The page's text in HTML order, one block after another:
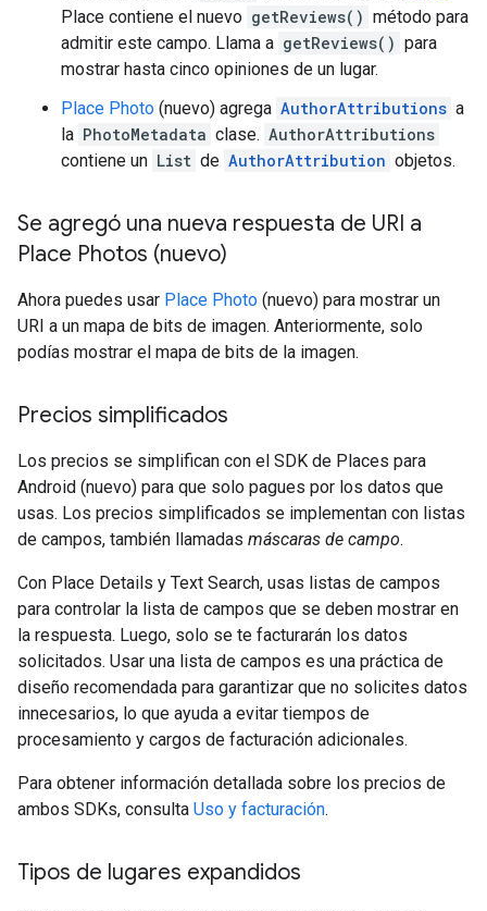
Place contiene el nuevo getReviews() método para
admitir este campo. Llama a getReviews() para
mostrar hasta cinco opiniones de un lugar.
Place Photo (nuevo) agrega AuthorAttributions a
la PhotoMetadata clase. AuthorAttributions
contiene un List de AuthorAttribution objetos.
Se agregó una nueva respuesta de URI a
Place Photos (nuevo)
Ahora puedes usar Place Photo (nuevo) para mostrar un
URI a un mapa de bits de imagen. Anteriormente, solo
podías mostrar el mapa de bits de la imagen.
Precios simplificados
Los precios se simplifican con el SDK de Places para
Android (nuevo) para que solo pagues por los datos que
usas. Los precios simplificados se implementan con listas
de campos, también llamadas máscaras de campo.
Con Place Details y Text Search, usas listas de campos
para controlar la lista de campos que se deben mostrar en
la respuesta. Luego, solo se te facturarán los datos
solicitados. Usar una lista de campos es una práctica de
diseño recomendada para garantizar que no solicites datos
innecesarios, lo que ayuda a evitar tiempos de
procesamiento y cargos de facturación adicionales.
Para obtener información detallada sobre los precios de
ambos SDKs, consulta Uso y facturación.
Tipos de lugares expandidos